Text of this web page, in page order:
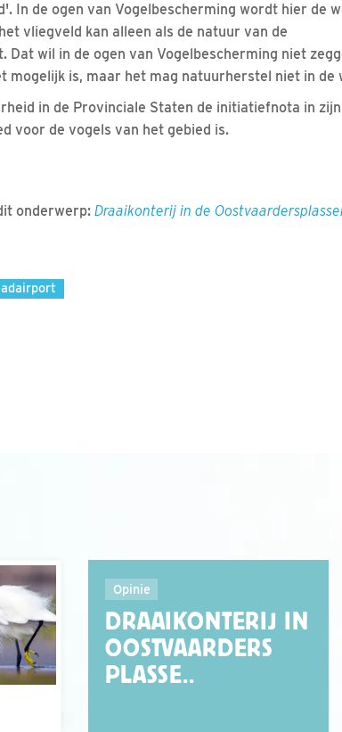
In de ogen van Vogelbescherming wordt hier de
vliegveld kan alleen als de natuur van de
wil in de ogen van Vogelbescherming niet
is, maar het mag natuurherstel niet in de
in de Provinciale Staten de initiatiefnota in
voor de vogels van het gebied is.
onderwerp: Draaikonterij in de
Opinie
DRAAIKONTERIJ IN
OOSTVAARDERS
PLASSE..